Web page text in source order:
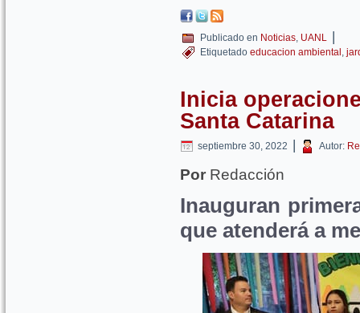
Publicado en Noticias, UANL |
Etiquetado educacion ambiental ,
Inicia
Santa Catarina
septiembre 30, 2022 | Autor:
Por Redacción
Inauguran
que atenderá a